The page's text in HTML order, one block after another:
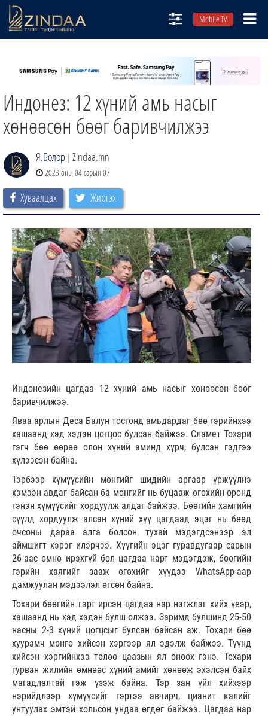
Mobile TV
ТВ8
ӨГЛӨӨНИЙ СОНИН
АУДИО ЗОХИОЛ
Индонез: 12 хүний амь насыг
хөнөөсөн бөөг баривчилжээ
Я.Болор | Zindaa.mn
2023 оны 04 сарын 07
Хуваалцах Жиргэх
Индонезийн цагдаа 12 хүний амь насыг хөнөөсөн бөөг
баривчилжээ.
Яваа арлын Деса Балун тосгонд амьдардаг бөө гэрийнхээ
хашаанд хэд хэдэн цогцос булсан байжээ. Сламет Тохари
гэгч бөө өөрөө олон хүний аминд хүрч, булсан гэдгээ
хүлээсэн байна.
Тэрбээр хүмүүсийн мөнгийг шидийн аргаар үржүүлнэ
хэмээн авдаг байсан ба мөнгийг нь буцааж өгөхийн оронд
гэнэн хүмүүсийг хордуулж алдаг байжээ. Бөөгийн хамгийн
сүүлд хордуулж алсан хүний хүү цагдаад эцэг нь бөөд
очсоны дараа алга болсон тухай мэдэгдсэнээр эл
аймшигт хэрэг илэрчээ. Хүүгийн эцэг гуравдугаар сарын
26-аас өмнө ирэхгүй бол цагдаа нарт мэдэгдэж, бөөгийн
гэрийн хаягийг зааж өгөхийг хүүдээ WhatsApp-аар
дамжуулан мэдээлэл өгсөн байна.
Тохари бөөгийн гэрт ирсэн цагдаа нар нэгжлэг хийх үеэр,
хашаанд нь хэд хэдэн булш олжээ. Заримд булшинд 25-50
насны 2-3 хүний цогцсыг булсан байсан аж. Тохари бөө
хуурамч мөнгө хийсэн хэргээр ял эдэлж байжээ. Түүнд
хийсэн хэргийнхээ төлөө цаазын ял оноох гэнэ. Тохари
гурван жилийн өмнөөс хүний амийг хөнөөж эхэлсэн байх
магадлалтай гэж үзэж байна. Тэр зан үйл хийхээр
нэрийдлээр хүмүүсийг гэртээ авчирч, цианит калийг
унтуулах эмтэй хольсон ундаа өгдөг байжээ. Цагдаа нар